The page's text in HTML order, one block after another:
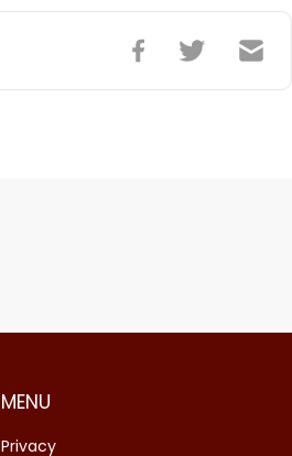
MENU
Privacy